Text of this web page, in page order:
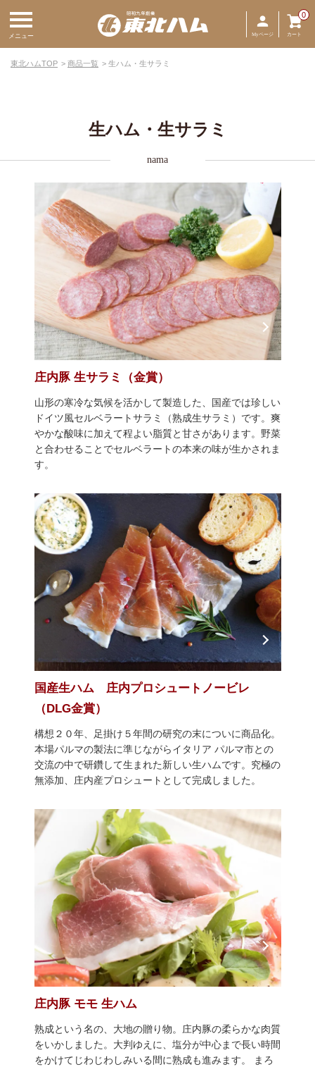
メニュー Myページ カート
0
東北ハムTOP 商品一覧 生ハム・生サラミ
生ハム・生サラミ
nama
庄内豚 生サラミ（金賞）
山形の寒冷な気候を活かして製造した、国産では珍しい
ドイツ風セルベラートサラミ（熟成生サラミ）です。爽
やかな酸味に加えて程よい脂質と甘さがあります。野菜
と合わせることでセルベラートの本来の味が生かされま
す。
国産生ハム 庄内プロシュートノービレ
（DLG金賞）
構想２０年、足掛け５年間の研究の末についに商品化。
本場パルマの製法に準じながらイタリア パルマ市との
交流の中で研鑽して生まれた新しい生ハムです。究極の
無添加、庄内産プロシュートとして完成しました。
庄内豚 モモ 生ハム
熟成という名の、大地の贈り物。庄内豚の柔らかな肉質
をいかしました。大判ゆえに、塩分が中心まで長い時間
をかけてじわじわしみいる間に熟成も進みます。 まろ